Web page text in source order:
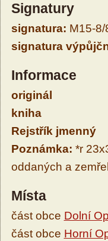
Signatury
signatura: M15-8/
signatura
Informace
originál
kniha
Rejstřík jmenný
Poznámka: *r
oddaných a
Místa
část obce Dolní
část obce Horní